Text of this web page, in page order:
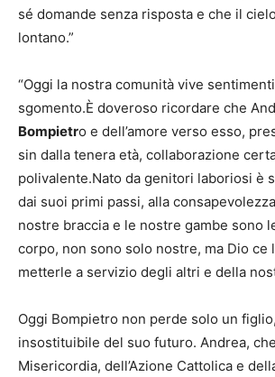
sé domande senza risposta e che il
lontano.”
“Oggi la nostra comunità vive
sgomento.È doveroso ricordare che
Bompietro e dell’amore verso esso,
sin dalla tenera età, collaborazione
polivalente.Nato da genitori laboriosi è
dai suoi primi passi, alla
nostre braccia e le nostre gambe sono
corpo, non sono solo nostre, ma Dio ce
metterle a servizio degli altri e della
Oggi Bompietro non perde solo un
insostituibile del suo futuro. Andrea,
Misericordia, dell’Azione Cattolica e